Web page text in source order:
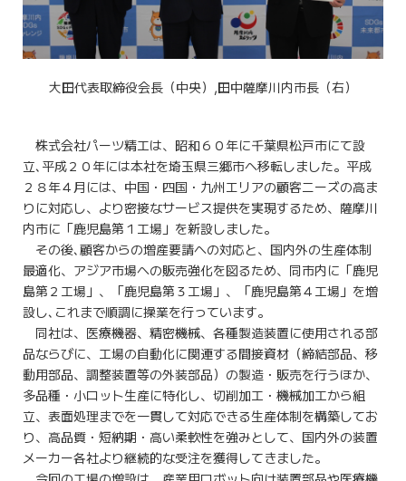
大田代表取締役会長（中央）,田中薩摩川内市長（右）
株式会社パーツ精工は、昭和６０年に千葉県松戸市にて設
立､平成２０年には本社を埼玉県三郷市へ移転しました。平成
２８年４月には、中国・四国・九州エリアの顧客ニーズの高ま
りに対応し、より密接なサービス提供を実現するため、薩摩川
内市に「鹿児島第１工場」を新設しました。
その後､顧客からの増産要請への対応と、国内外の生産体制
最適化、アジア市場への販売強化を図るため、同市内に「鹿児
島第２工場」、「鹿児島第３工場」、「鹿児島第４工場」を増
設し､これまで順調に操業を行っています。
同社は、医療機器、精密機械、各種製造装置に使用される部
品ならびに、工場の自動化に関連する間接資材（締結部品、移
動用部品、調整装置等の外装部品）の製造・販売を行うほか、
多品種・小ロット生産に特化し、切削加工・機械加工から組
立、表面処理までを一貫して対応できる生産体制を構築してお
り、高品質・短納期・高い柔軟性を強みとして、国内外の装置
メーカー各社より継続的な受注を獲得してきました。